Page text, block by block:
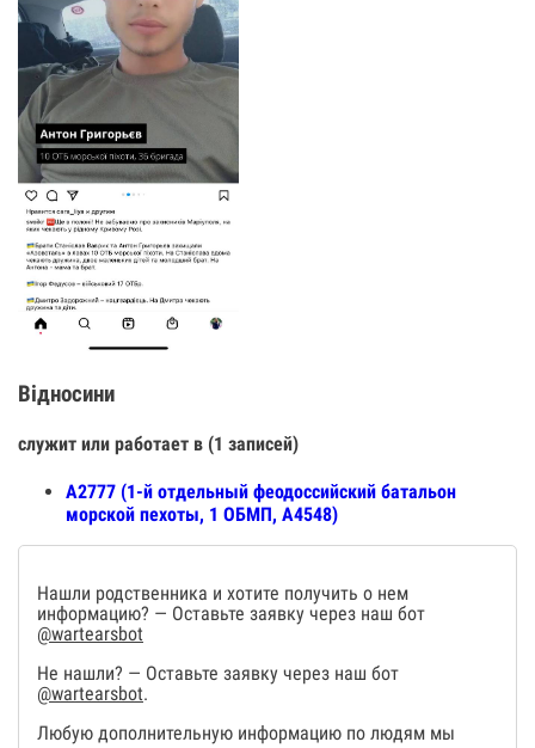
Відносини
служит или работает в (1 записей)
А2777 (1-й отдельный феодоссийский батальон
морской пехоты, 1 ОБМП, А4548)
Нашли родственника и хотите получить о нем
информацию? — Оставьте заявку через наш бот
@wartearsbot
Не нашли? — Оставьте заявку через наш бот
@wartearsbot.
Любую дополнительную информацию по людям мы